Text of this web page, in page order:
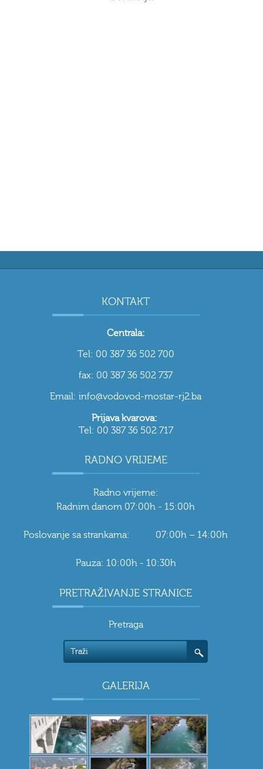
KONTAKT
Centrala:
Tel: 00 387 36 502 700
fax: 00 387 36 502 737
Email: info@vodovod-mostar-rj2.ba
Prijava kvarova:
Tel: 00 387 36 502 717
RADNO VRIJEME
Radno vrijeme:
Radnim danom 07:00h - 15:00h
Poslovanje sa strankama: 07:00h – 14:00h
Pauza: 10:00h - 10:30h
PRETRAŽIVANJE STRANICE
Pretraga
GALERIJA